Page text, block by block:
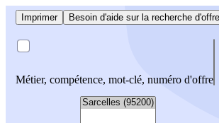
Imprimer Besoin d'aide sur la recherche
Métier, compétence, mot-clé, numéro d'offre